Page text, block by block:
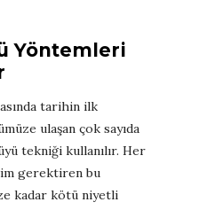
Yöntemleri
tarihin ilk
ulaşan çok sayıda
tekniği kullanılır. Her
gerektiren bu
kadar kötü niyetli